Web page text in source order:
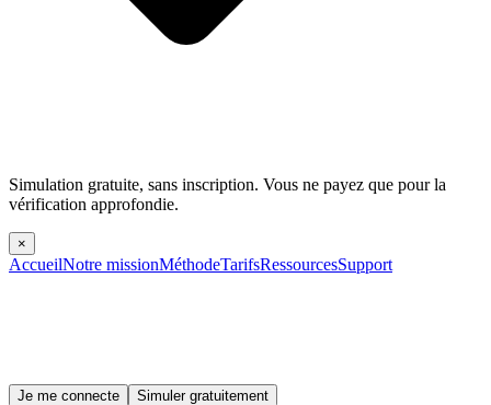
Simulation gratuite, sans inscription. Vous ne payez que pour la
vérification approfondie.
×
AccueilNotre missionMéthodeTarifsRessourcesSupport
Je me connecte
Simuler gratuitement